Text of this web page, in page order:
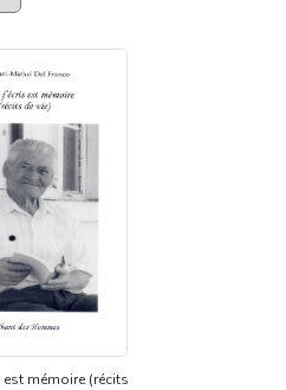
est mémoire (récits